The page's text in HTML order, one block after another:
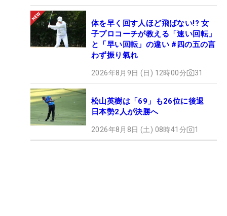
体を早く回す人ほど飛ばない!? 女
子プロコーチが教える「速い回転」
と「早い回転」の違い #四の五の言
わず振り氣れ
2026年8月9日 (日) 12時00分 31
松山英樹は「69」も26位に後退
日本勢2人が決勝へ
2026年8月8日 (土) 08時41分 1